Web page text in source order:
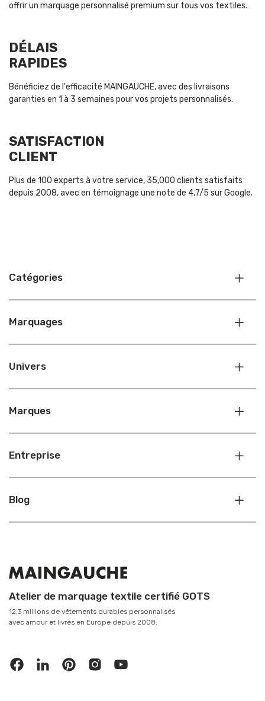
offrir un marquage personnalisé premium sur tous vos textiles.
DÉLAIS
RAPIDES
Bénéficiez de l'efficacité MAINGAUCHE, avec des livraisons
garanties en 1 à 3 semaines pour vos projets personnalisés.
SATISFACTION
CLIENT
Plus de 100 experts à votre service, 35,000 clients satisfaits
depuis 2008, avec en témoignage une note de 4,7/5 sur Google.
Catégories
Marquages
Univers
Marques
Entreprise
Blog
Atelier de marquage textile certifié GOTS
12,3 millions de vêtements durables personnalisés
avec amour et livrés en Europe depuis 2008.